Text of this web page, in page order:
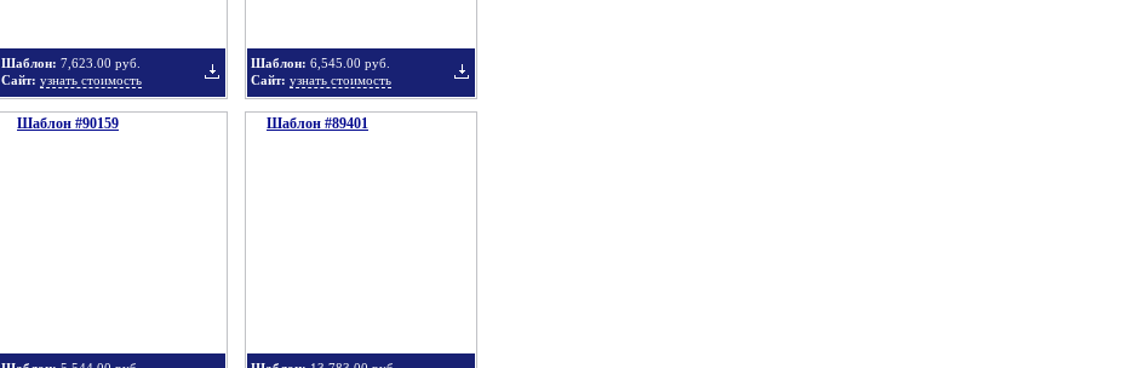
Шаблон: 7,623.00 руб.
Сайт: узнать стоимость
Шаблон: 6,545.00 руб.
Сайт: узнать стоимость
Шаблон #90159 Шаблон #89401